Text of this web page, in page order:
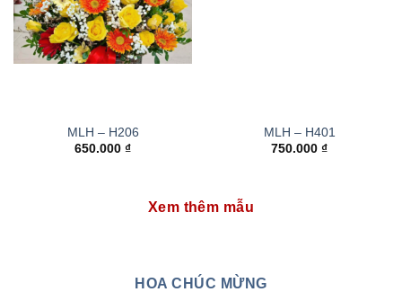
MLH – H206
650.000 ₫
MLH – H401
750.000 ₫
Xem thêm mẫu
HOA CHÚC MỪNG